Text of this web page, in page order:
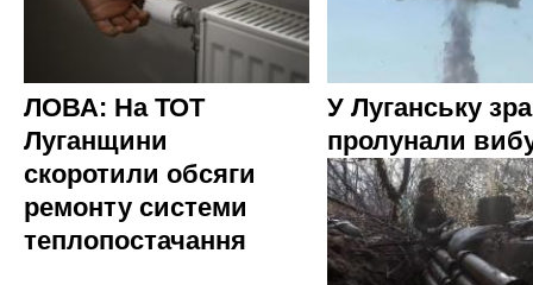
ЛОВА: На ТОТ
Луганщини
скоротили обсяги
ремонту системи
теплопостачання
У Луганську
пролунали